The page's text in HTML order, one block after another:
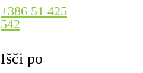
+386 51 425
542
Išči po